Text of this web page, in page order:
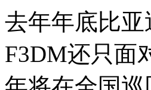
去年年底比
F3DM还只面